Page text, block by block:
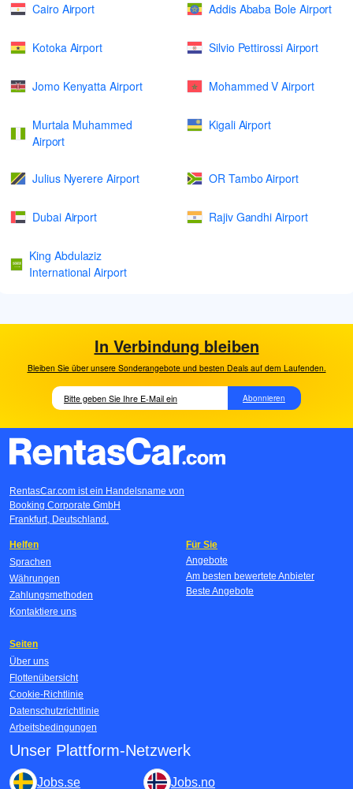
Cairo Airport Addis Ababa Bole Airport
Kotoka Airport Silvio Pettirossi Airport
Jomo Kenyatta Airport Mohammed V Airport
Murtala Muhammed
Airport
Kigali Airport
Julius Nyerere Airport OR Tambo Airport
Dubai Airport Rajiv Gandhi Airport
King Abdulaziz
International Airport
In Verbindung bleiben
Bleiben Sie über unsere Sonderangebote und besten Deals auf dem Laufenden.
Abonnieren
RentasCar.com ist ein Handelsname von
Booking Corporate GmbH
Frankfurt, Deutschland.
Helfen
Sprachen
Währungen
Zahlungsmethoden
Kontaktiere uns
Für Sie
Angebote
Am besten bewertete Anbieter
Beste Angebote
Seiten
Über uns
Flottenübersicht
Cookie-Richtlinie
Datenschutzrichtlinie
Arbeitsbedingungen
Unser Plattform-Netzwerk
Jobs.se Jobs.no